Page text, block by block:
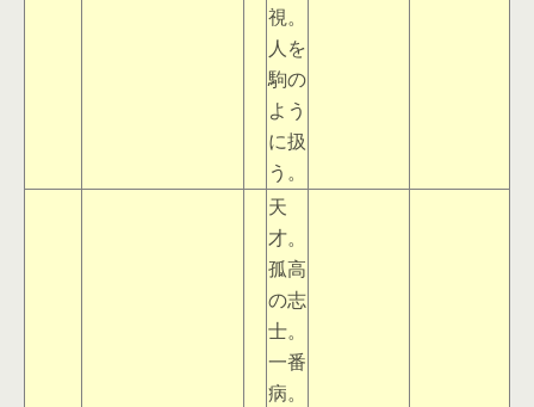
視。
人を
駒の
よう
に扱
う。
天
才。
孤高
の志
士。
一番
病。